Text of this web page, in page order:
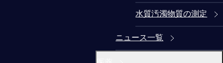
水質汚濁物質の測定
ニュース一覧